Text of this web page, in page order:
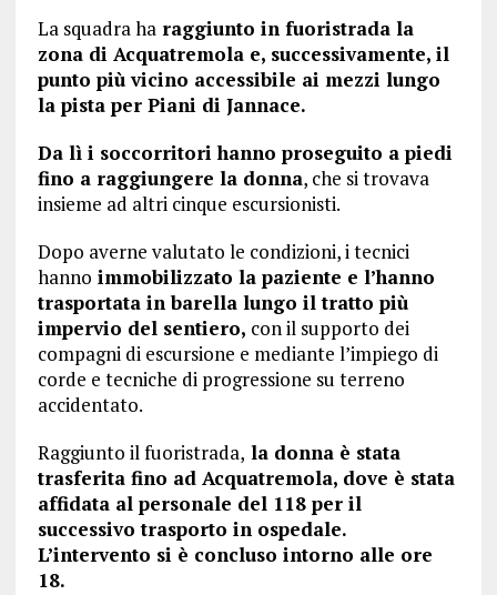
La squadra haraggiunto in fuoristrada la
zona di Acquatremola e, successivamente, il
punto più vicino accessibile ai mezzi lungo
la pista per Piani di Jannace.
Da lì i soccorritori hanno proseguito a piedi
fino a raggiungere la donna, che si trovava
insieme ad altri cinque escursionisti.
Dopo averne valutato le condizioni, i tecnici
hanno immobilizzato la paziente e l’hanno
trasportata in barella lungo il tratto più
impervio del sentiero, con il supporto dei
compagni di escursione e mediante l’impiego di
corde e tecniche di progressione su terreno
accidentato.
Raggiunto il fuoristrada, la donna è stata
trasferita fino ad Acquatremola, dove è stata
affidata al personale del 118 per il
successivo trasporto in ospedale.
L’intervento si è concluso intorno alle ore
18.